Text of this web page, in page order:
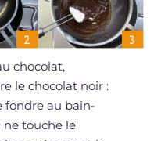
chocolat,
le chocolat noir :
fondre au bain-
ne touche le